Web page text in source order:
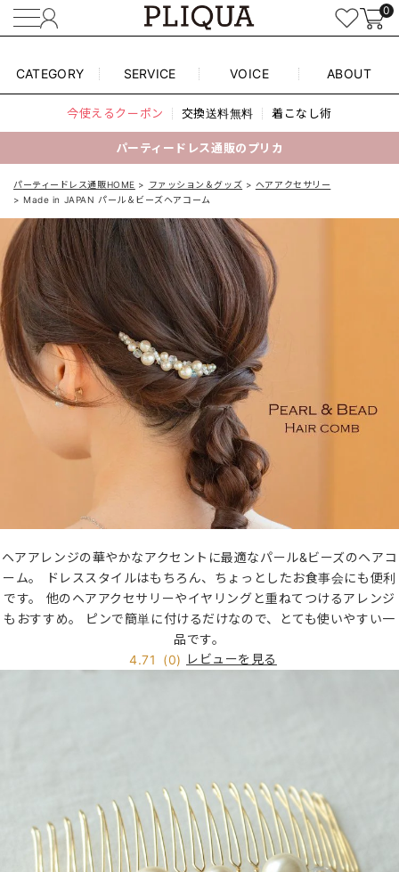
0
CATEGORY SERVICE VOICE ABOUT
今使えるクーポン 交換送料無料 着こなし術
パーティードレス通販のプリカ
パーティードレス通販HOME ファッション＆グッズ
ヘアアクセサリー
Made in JAPAN パール＆ビーズヘアコーム
ヘアアレンジの華やかなアクセントに最適なパール&ビーズのヘアコ
ーム。 ドレススタイルはもちろん、ちょっとしたお食事会にも便利
です。 他のヘアアクセサリーやイヤリングと重ねてつけるアレンジ
もおすすめ。 ピンで簡単に付けるだけなので、とても使いやすい一
品です。
4.71
(0) レビューを見る